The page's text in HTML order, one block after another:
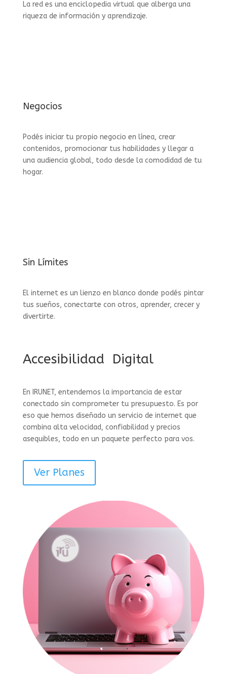
La red es una enciclopedia virtual que alberga una
riqueza de información y aprendizaje.
Negocios
Podés iniciar tu propio negocio en línea, crear
contenidos, promocionar tus habilidades y llegar a
una audiencia global, todo desde la comodidad de tu
hogar.
Sin Límites
El internet es un lienzo en blanco donde podés pintar
tus sueños, conectarte con otros, aprender, crecer y
divertirte.
Accesibilidad Digital
En IRUNET, entendemos la importancia de estar
conectado sin comprometer tu presupuesto. Es por
eso que hemos diseñado un servicio de internet que
combina alta velocidad, confiabilidad y precios
asequibles, todo en un paquete perfecto para vos.
Ver Planes